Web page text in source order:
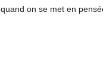
, quand on se met en